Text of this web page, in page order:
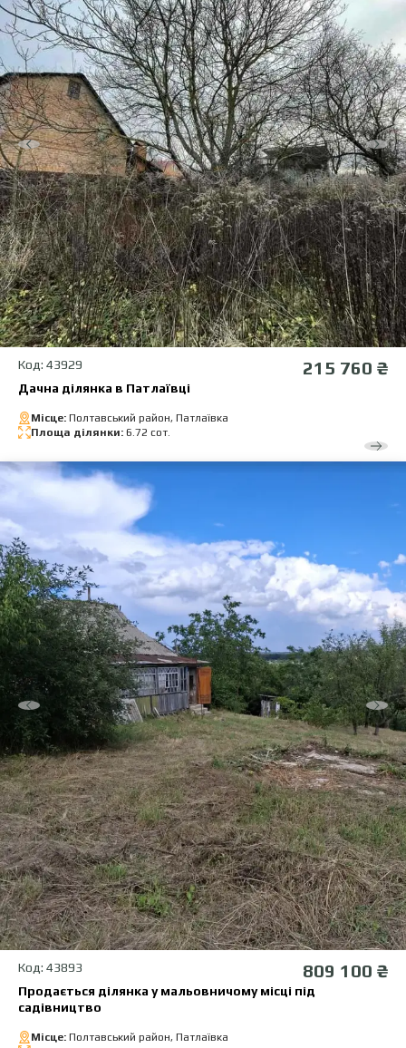
Код: 43929 215 760 ₴
Дачна ділянка в Патлаївці
Місце: Полтавський район, Патлаївка
Площа ділянки: 6.72 сот.
Код: 43893 809 100 ₴
Продається ділянка у мальовничому місці під
садівництво
Місце: Полтавський район, Патлаївка